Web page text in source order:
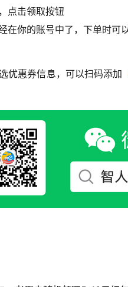
点击领取按钮
在你的账号中了，下单时可
优惠券信息，可以扫码添加